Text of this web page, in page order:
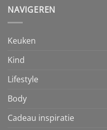
NAVIGEREN
Keuken
Kind
Lifestyle
Body
Cadeau inspiratie